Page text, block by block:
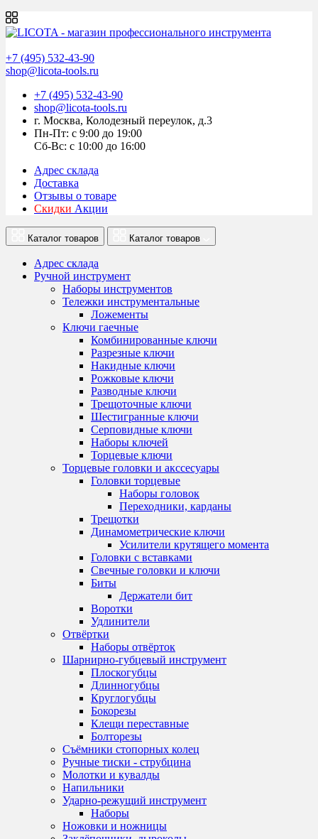
+7 (495) 532-43-90
shop@licota-tools.ru
+7 (495) 532-43-90
shop@licota-tools.ru
г. Москва, Колодезный переулок, д.3
Пн-Пт: с 9:00 до 19:00
Сб-Вс: с 10:00 до 16:00
Адрес склада
Доставка
Отзывы о товаре
Скидки Акции
Каталог товаров Каталог товаров
Адрес склада
Ручной инструмент
Наборы инструментов
Тележки инструментальные
Ложементы
Ключи гаечные
Комбинированные ключи
Разрезные ключи
Накидные ключи
Рожковые ключи
Разводные ключи
Трещоточные ключи
Шестигранные ключи
Серповидные ключи
Наборы ключей
Торцевые ключи
Торцевые головки и акссесуары
Головки торцевые
Наборы головок
Переходники, карданы
Трещотки
Динамометрические ключи
Усилители крутящего момента
Головки с вставками
Свечные головки и ключи
Биты
Держатели бит
Воротки
Удлинители
Отвёртки
Наборы отвёрток
Шарнирно-губцевый инструмент
Плоскогубцы
Длинногубцы
Круглогубцы
Бокорезы
Клещи переставные
Болторезы
Съёмники стопорных колец
Ручные тиски - струбцина
Молотки и кувалды
Напильники
Ударно-режущий инструмент
Наборы
Ножовки и ножницы